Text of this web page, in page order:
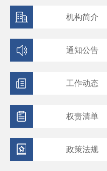
机构简介
通知公告
工作动态
权责清单
政策法规